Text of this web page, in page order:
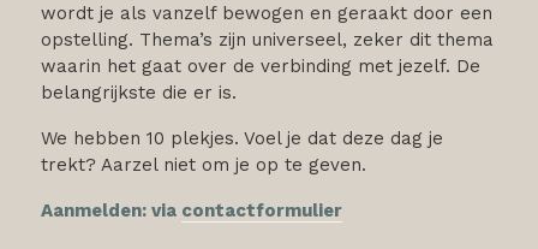
wordt je als vanzelf bewogen en geraakt door een
opstelling. Thema’s zijn universeel, zeker dit thema
waarin het gaat over de verbinding met jezelf. De
belangrijkste die er is.
We hebben 10 plekjes. Voel je dat deze dag je
trekt? Aarzel niet om je op te geven.
Aanmelden: via contactformulier